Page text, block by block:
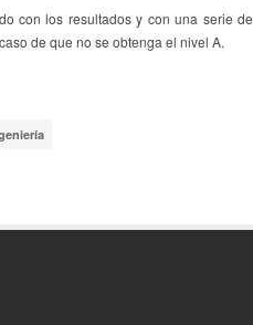
con los resultados y con una serie de
de que no se obtenga el nivel A.